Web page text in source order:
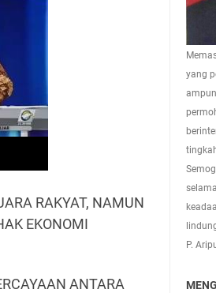
RAKYAT, NAMUN
EKONOMI
ANTARA
yang
P.